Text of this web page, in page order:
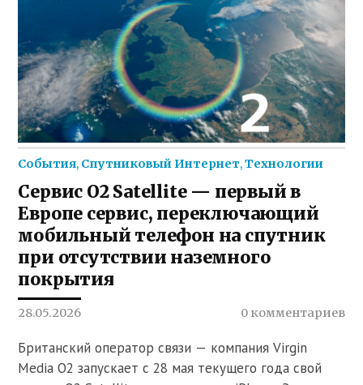
События, Спутниковый Интернет,Технологии
Сервис O2 Satellite — первый в
Европе сервис, переключающий
мобильный телефон на спутник
при отсутствии наземного
покрытия
28.05.2026 0 комментариев
Британский оператор связи — компания Virgin
Media O2 запускает с 28 мая текущего года свой